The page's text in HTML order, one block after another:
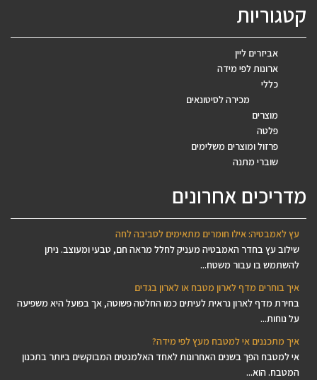
קטגוריות
אביזרים ליין
ארונות לפי מידה
כללי
מכירה לסיטונאים
מוצרים
פלטה
פרזול ומוצרים משלימים
שוברי מתנה
מדריכים אחרונים
עץ לאמבטיה: אילו חומרים מתאימים לסביבה לחה
שילוב עץ בחדר האמבטיה מעניק לחלל מראה חם, טבעי ומעוצב. ניתן
להשתמש בו עבור משטח...
איך בוחרים מדף לארון מטבח או לארון בגדים
בחירת מדף לארון נראית לעיתים כמו החלטה פשוטה, אך בפועל היא משפיעה
על נוחות...
איך מתכננים אי למטבח מעץ לפי מידה?
אי למטבח הפך בשנים האחרונות לאחד האלמנטים המבוקשים ביותר בתכנון
המטבח. הוא...